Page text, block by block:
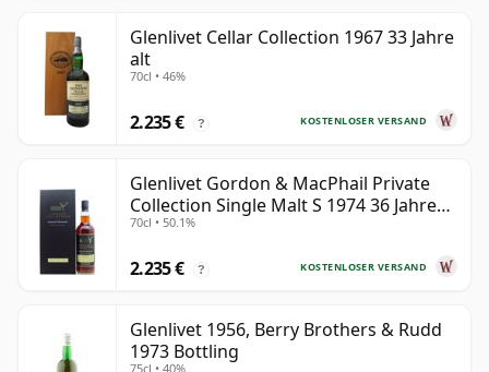
Glenlivet Cellar Collection 1967 33 Jahre
alt
70cl • 46%
KOSTENLOSER VERSAND
2.235 € ?
Glenlivet Gordon & MacPhail Private
Collection Single Malt S 1974 36 Jahre
alt
70cl • 50.1%
KOSTENLOSER VERSAND
2.235 € ?
Glenlivet 1956, Berry Brothers & Rudd
1973 Bottling
75cl • 40%